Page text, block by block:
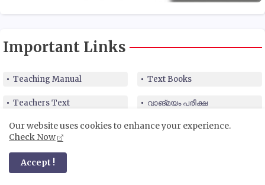
Important Links
Teaching Manual Text Books
Teachers Text വാങ്മയം പരീക്ഷ
NAS Model Exam Aksharamuttam Quiz
Our website uses cookies to enhance your experience.
Check Now
Accept !